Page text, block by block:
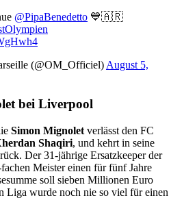
@PipaBenedetto 💙🇦🇷
(@OM_Officiel) August 5,
bei Liverpool
Simon Mignolet verlässt den FC
Shaqiri, und kehrt in seine
Der 31-jährige Ersatzkeeper der
Meister einen für fünf Jahre
soll sieben Millionen Euro
Liga wurde noch nie so viel für einen